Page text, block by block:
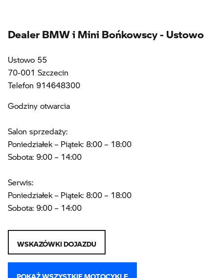
Dealer BMW i Mini Bońkowscy - Ustowo
Ustowo 55
70-001 Szczecin
Telefon 914648300
Godziny otwarcia
Salon sprzedaży:
Poniedziałek – Piątek: 8:00 – 18:00
Sobota: 9:00 – 14:00
Serwis:
Poniedziałek – Piątek: 8:00 – 18:00
Sobota: 9:00 – 14:00
WSKAZÓWKI DOJAZDU
POKAŻ WSZYSTKIE MOTOCYKLE